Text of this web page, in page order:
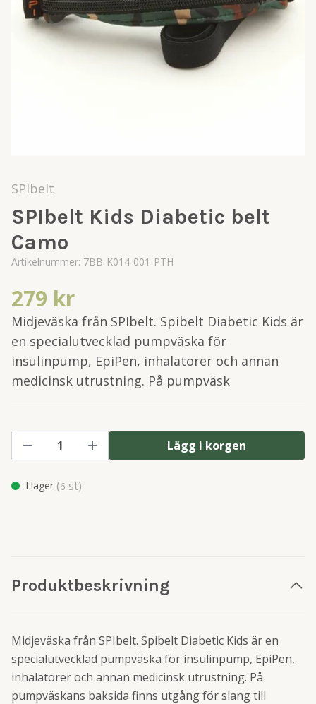
SPIbelt
SPIbelt Kids Diabetic belt
Camo
Artikelnummer: 7BB-K014-001-PTH
279 kr
Midjeväska från SPIbelt. Spibelt Diabetic Kids är
en specialutvecklad pumpväska för
insulinpump, EpiPen, inhalatorer och annan
medicinsk utrustning. På pumpväsk
Lägg i korgen
I lager (6 st)
Produktbeskrivning
Midjeväska från SPIbelt. Spibelt Diabetic Kids är en
specialutvecklad pumpväska för insulinpump, EpiPen,
inhalatorer och annan medicinsk utrustning. På
pumpväskans baksida finns utgång för slang till